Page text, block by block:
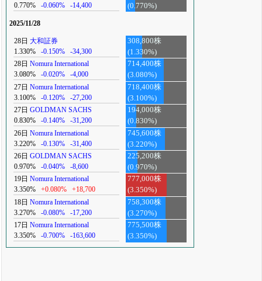
0.770%
-0.060% -14,400
(0.770%)
2025/11/28
28日 大和証券
1.330%
-0.150% -34,300
308,800株
(1.330%)
28日 Nomura International
3.080%
-0.020% -4,000
714,400株
(3.080%)
27日 Nomura International
3.100%
-0.120% -27,200
718,400株
(3.100%)
27日 GOLDMAN SACHS
0.830%
-0.140% -31,200
194,000株
(0.830%)
26日 Nomura International
3.220%
-0.130% -31,400
745,600株
(3.220%)
26日 GOLDMAN SACHS
0.970%
-0.040% -8,600
225,200株
(0.970%)
19日 Nomura International
3.350%
+0.080% +18,700
777,000株
(3.350%)
18日 Nomura International
3.270%
-0.080% -17,200
758,300株
(3.270%)
17日 Nomura International
3.350%
-0.700% -163,600
775,500株
(3.350%)